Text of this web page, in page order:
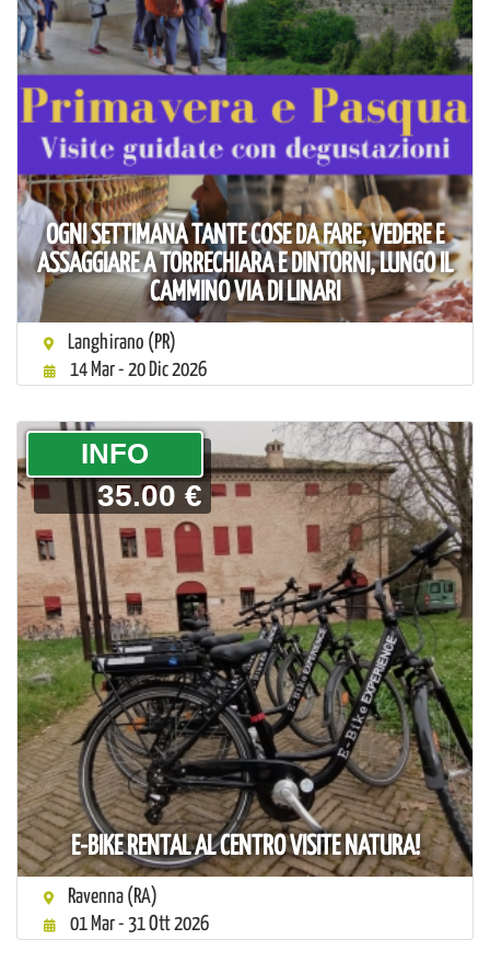
OGNI SETTIMANA TANTE COSE DA FARE, VEDERE E
ASSAGGIARE A TORRECHIARA E DINTORNI, LUNGO IL
CAMMINO VIA DI LINARI
Langhirano (PR)
14 Mar - 20 Dic 2026
E-BIKE RENTAL AL CENTRO VISITE NATURA!
­INFO
35.00 €
Ravenna (RA)
01 Mar - 31 Ott 2026